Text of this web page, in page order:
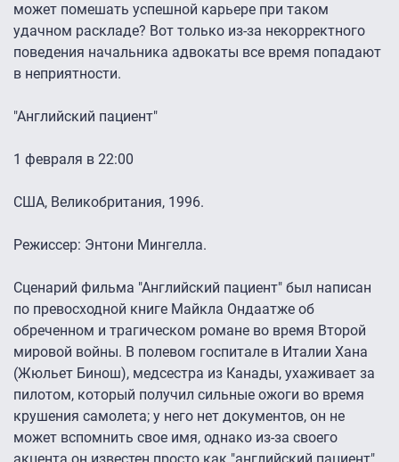
может помешать успешной карьере при таком
удачном раскладе? Вот только из-за некорректного
поведения начальника адвокаты все время попадают
в неприятности.
"Английский пациент"
1 февраля в 22:00
США, Великобритания, 1996.
Режиссер: Энтони Мингелла.
Сценарий фильма "Английский пациент" был написан
по превосходной книге Майкла Ондаатже об
обреченном и трагическом романе во время Второй
мировой войны. В полевом госпитале в Италии Хана
(Жюльет Бинош), медсестра из Канады, ухаживает за
пилотом, который получил сильные ожоги во время
крушения самолета; у него нет документов, он не
может вспомнить свое имя, однако из-за своего